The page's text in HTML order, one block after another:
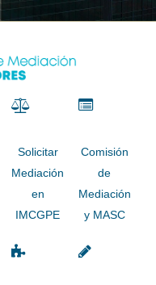
Solicitar
Mediación
en
IMCGPE
Comisión
de
Mediación
y MASC